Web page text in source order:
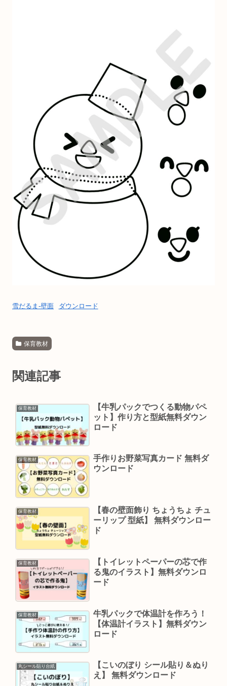
雪だるま-壁面 ダウンロード
保育教材
関連記事
保育教材
【牛乳パックでつくる動物パペ
ット】作り方と型紙無料ダウン
ロード
保育教材
手作りお野菜写真カード 無料ダ
ウンロード
保育教材
【春の壁面飾り ちょうちょ チュ
ーリップ 型紙】 無料ダウンロー
ド
保育教材
【トイレットペーパーの芯で作
る鬼のイラスト】無料ダウンロ
ード
保育教材
牛乳パックで体温計を作ろう！
【体温計イラスト】無料ダウン
ロード
丸シール貼り台紙
【こいのぼり シール貼り＆ぬり
え】 無料ダウンロード